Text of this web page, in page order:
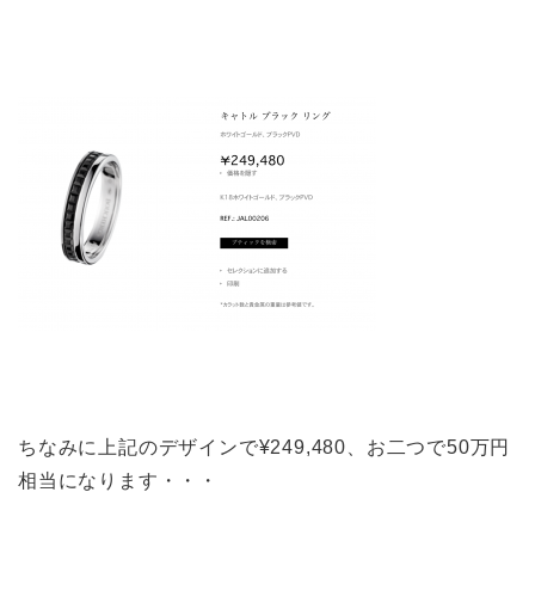
ちなみに上記のデザインで¥249,480、お二つで50万円
相当になります・・・